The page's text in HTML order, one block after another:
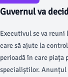
Guvernul va
Executivul se va
care să ajute la
perioadă în care
specialiștilor. Anunțul